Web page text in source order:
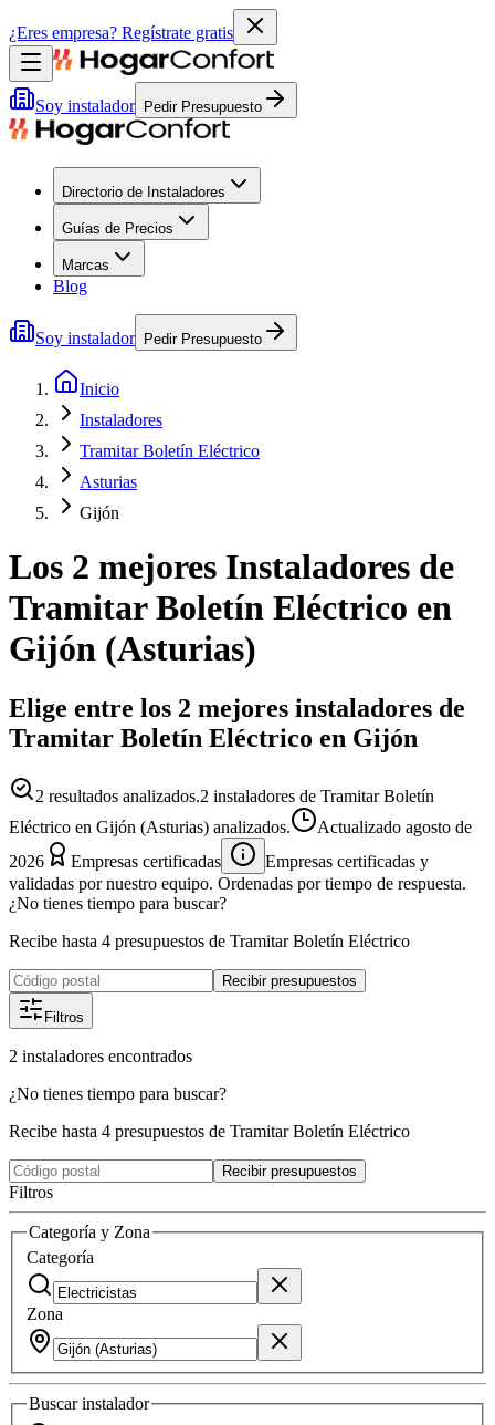
¿Eres empresa? Regístrate gratis
Soy instalador Pedir Presupuesto
Directorio de Instaladores
Guías de Precios
Marcas
Blog
Soy instalador Pedir Presupuesto
Inicio
Instaladores
Tramitar Boletín Eléctrico
Asturias
Gijón
Los 2 mejores Instaladores de
Tramitar Boletín Eléctrico en
Gijón (Asturias)
Elige entre los 2 mejores instaladores de
Tramitar Boletín Eléctrico en Gijón
2 resultados analizados.2 instaladores de Tramitar Boletín
Eléctrico en Gijón (Asturias) analizados.
Actualizado agosto de
2026
Empresas certificadas
Empresas certificadas y
validadas por nuestro equipo. Ordenadas por tiempo de respuesta.
¿No tienes tiempo para buscar?
Recibe hasta 4 presupuestos de Tramitar Boletín Eléctrico
Recibir presupuestos
Filtros
2 instaladores encontrados
¿No tienes tiempo para buscar?
Recibe hasta 4 presupuestos de Tramitar Boletín Eléctrico
Recibir presupuestos
Filtros
Categoría y Zona
Categoría
Zona
Buscarinstalador